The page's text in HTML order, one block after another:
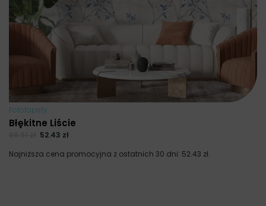
Fototapety
Błękitne Liście
52.43 zł
Najniższa cena promocyjna z ostatnich 30 dni: 52.43 zł.